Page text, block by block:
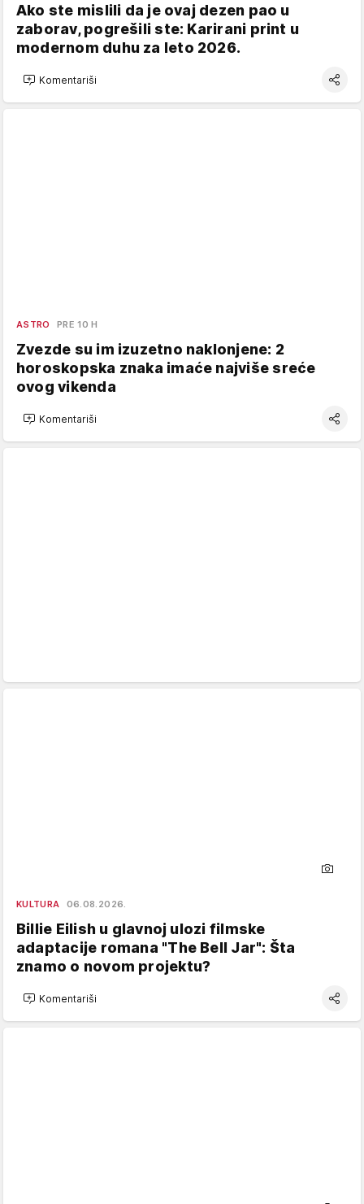
Ako ste mislili da je ovaj dezen pao u
zaborav, pogrešili ste: Karirani print u
modernom duhu za leto 2026.
Komentariši
ASTRO PRE 10 H
Zvezde su im izuzetno naklonjene: 2
horoskopska znaka imaće najviše sreće
ovog vikenda
Komentariši
KULTURA 06.08.2026.
Billie Eilish u glavnoj ulozi filmske
adaptacije romana "The Bell Jar": Šta
znamo o novom projektu?
Komentariši